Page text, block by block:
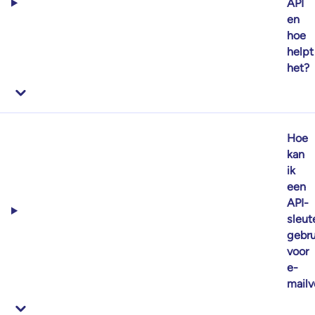
API
en
hoe
helpt
het?
Hoe
kan
ik
een
API-
voor
e-